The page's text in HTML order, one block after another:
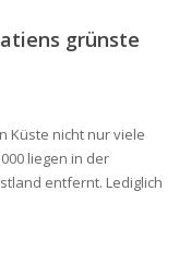
grünste
Küste nicht nur viele
liegen in der
entfernt. Lediglich